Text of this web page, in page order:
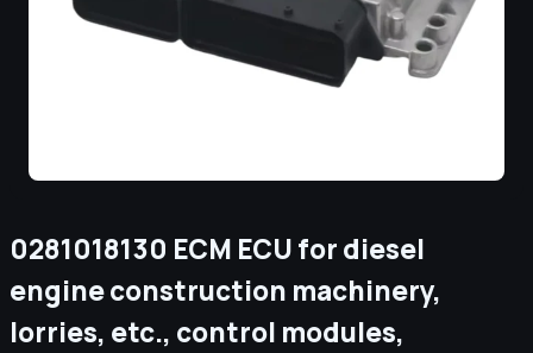
0281018130 ECM ECU for diesel
engine construction machinery,
lorries, etc., control modules,